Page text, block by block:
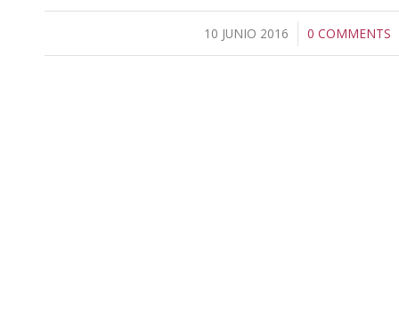
10 JUNIO 2016
/ 0 COMMENTS
/